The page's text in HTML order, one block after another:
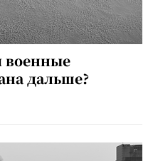
военные
дальше?